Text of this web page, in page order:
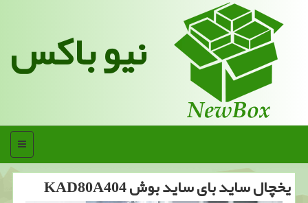
نیو باکس
منو
یخچال ساید بای ساید بوش KAD80A404